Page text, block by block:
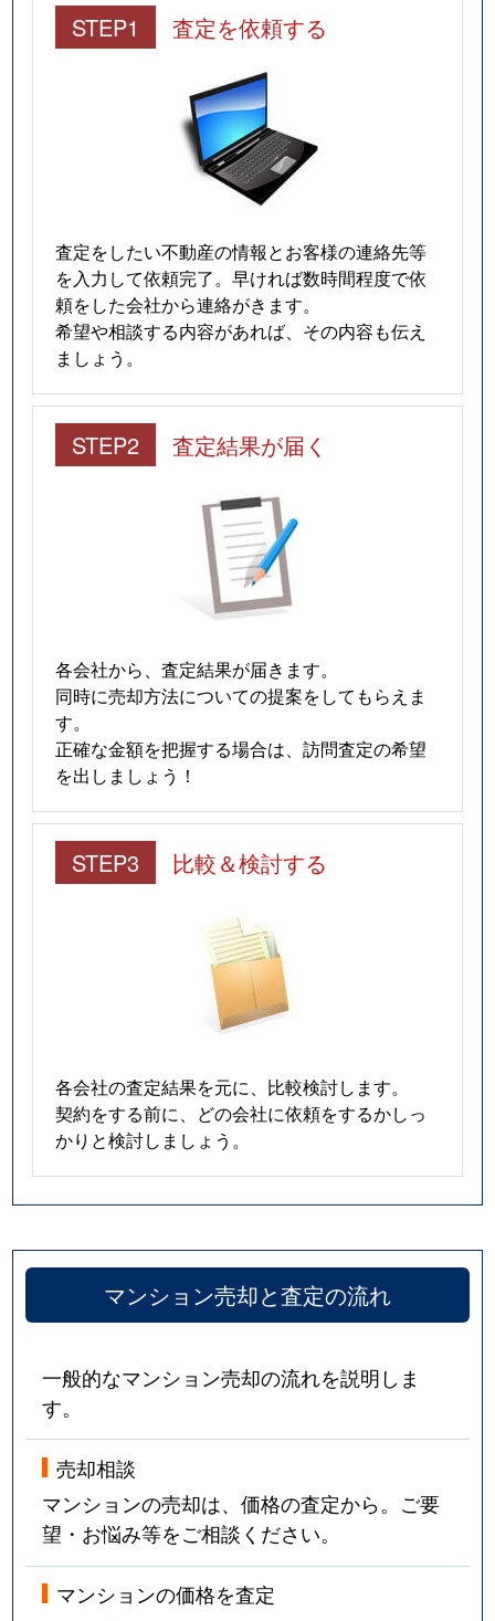
STEP1 査定を依頼する
査定をしたい不動産の情報とお客様の連絡先等
を入力して依頼完了。早ければ数時間程度で依
頼をした会社から連絡がきます。
希望や相談する内容があれば、その内容も伝え
ましょう。
STEP2 査定結果が届く
各会社から、査定結果が届きます。
同時に売却方法についての提案をしてもらえま
す。
正確な金額を把握する場合は、訪問査定の希望
を出しましょう！
STEP3 比較＆検討する
各会社の査定結果を元に、比較検討します。
契約をする前に、どの会社に依頼をするかしっ
かりと検討しましょう。
マンション売却と査定の流れ
一般的なマンション売却の流れを説明しま
す。
売却相談
マンションの売却は、価格の査定から。ご要
望・お悩み等をご相談ください。
マンションの価格を査定